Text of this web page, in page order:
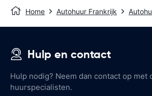
Home Autohuur Frankrijk
Hulp en contact
Hulp nodig? Neem dan contact op met
huurspecialisten.